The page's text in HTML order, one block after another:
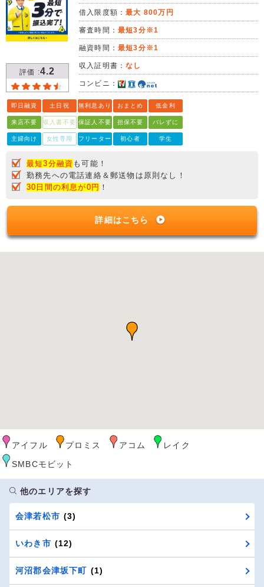
評価 :4.2
借入限度額：最大 800万円
審査時間： 最短3分※1
融資時間： 最短3分※1
収入証明書：なし
コンビニ：
即日融資 土日祝 無利息あり おまとめ 低金利
来店不要 収入書不要 保証人不要 担保不要 バレずに
主婦向け 女性専用 フリーター 初心者 学生
最短3分融資 も可能！
勤務先への電話連絡＆郵送物は原則なし！
30日間の利息が0円 ！
詳細はこちら
アイフル プロミス アコム
レイク
SMBCモビット
他のエリアを探す
会津若松市 (3)
いわき市 (12)
河沼郡会津坂下町 (1)